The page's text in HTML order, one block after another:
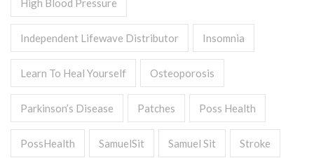
High Blood Pressure
Independent Lifewave Distributor Insomnia
Learn To Heal Yourself Osteoporosis
Parkinson’s Disease Patches Poss Health
PossHealth SamuelSit Samuel Sit Stroke